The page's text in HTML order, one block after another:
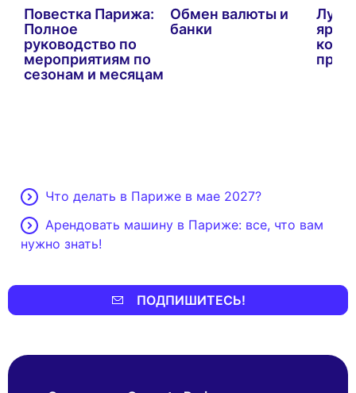
Повестка Парижа:
Полное
руководство по
мероприятиям по
сезонам и месяцам
Обмен валюты и
банки
Что делать в Париже в мае 2027?
Арендовать машину в Париже: все, что вам
нужно знать!
ПОДПИШИТЕСЬ!